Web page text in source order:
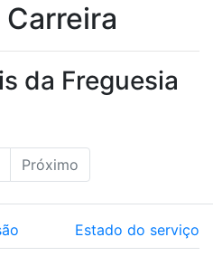
da Freguesia
Próximo
Estado do serviço